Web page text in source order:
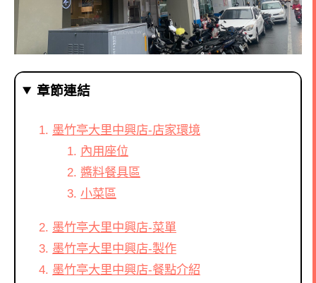
章節連結
墨竹亭大里中興店-店家環境
內用座位
醬料餐具區
小菜區
墨竹亭大里中興店-菜單
墨竹亭大里中興店-製作
墨竹亭大里中興店-餐點介紹